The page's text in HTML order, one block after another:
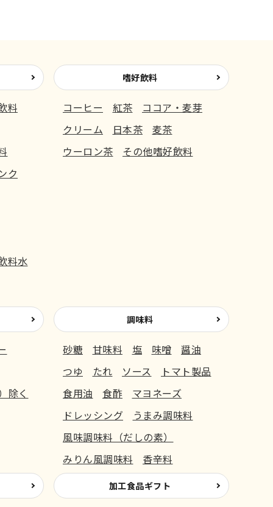
料
ク
料水
嗜好飲料
コーヒー 紅茶
ココア・麦芽
クリーム
日本茶
麦茶
ウーロン茶
その他嗜好飲料
除く
調味料
砂糖 甘味料 塩 味噌
醤油
つゆ
たれ ソース
トマト製品
食用油
食酢
マヨネーズ
ドレッシング
うまみ調味料
風味調味料（だしの素）
みりん風調味料
香辛料
加工食品ギフト